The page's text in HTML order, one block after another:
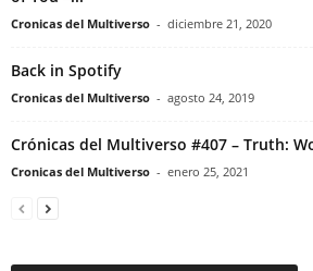
Cronicas del Multiverso - diciembre 21, 2020
Back in Spotify
Cronicas del Multiverso - agosto 24, 2019
Crónicas del Multiverso #407 – Truth:
Cronicas del Multiverso - enero 25, 2021